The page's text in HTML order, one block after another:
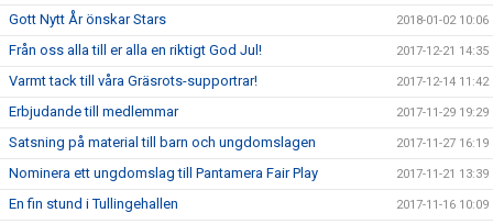
Gott Nytt År önskar Stars 2018-01-02 10:06
Från oss alla till er alla en riktigt God Jul! 2017-12-21 14:35
Varmt tack till våra Gräsrots-supportrar! 2017-12-14 11:42
Erbjudande till medlemmar 2017-11-29 19:29
Satsning på material till barn och ungdomslagen 2017-11-27 16:19
Nominera ett ungdomslag till Pantamera Fair Play 2017-11-21 13:39
En fin stund i Tullingehallen 2017-11-16 10:09